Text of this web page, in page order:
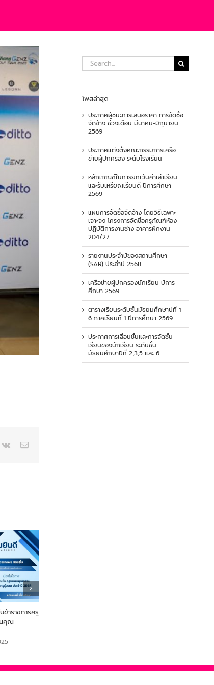
Vk Email
าราชการครู
คุณ
Search
for:
โพสล่าสุด
ประกาศผู้ชนะการเสนอราคา การจัดซื้อ
จัดจ้าง ช่วงเดือน มีนาคม-มิถุนายน
2569
ประกาศแต่งตั้งคณะกรรมการเครือ
ข่ายผู้ปกครอง ระดับโรงเรียน
หลักเกณฑ์ในการยกเว้นค่าเล่าเรียน
และรับเหรียญเรียนดี ปีการศึกษา
2569
แผนการจัดซื้อจัดจ้าง โดยวิธีเฉพาะ
เจาะจง โครงการจัดซื้อครุภัณฑ์ห้อง
ปฏิบัติการงานช่าง อาคารฝึกงาน
204/27
รายงานประจำปีของสถานศึกษา
(SAR) ประจำปี 2568
เครือข่ายผู้ปกครองนักเรียน ปีการ
ศึกษา 2569
ตารางเรียนระดับชั้นมัธยมศึกษาปีที่ 1-
6 ภาคเรียนที่ 1 ปีการศึกษา 2569
ประกาศการเลื่อนชั้นและการจัดชั้น
เรียนของนักเรียน ระดับชั้น
มัธยมศึกษาปีที่ 2,3,5 และ 6